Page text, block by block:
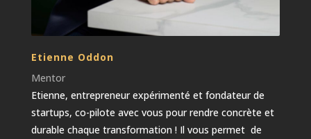
Etienne Oddon
Mentor
Etienne, entrepreneur expérimenté et fondateur de
startups, co-pilote avec vous pour rendre concrète et
durable chaque transformation ! Il vous permet de